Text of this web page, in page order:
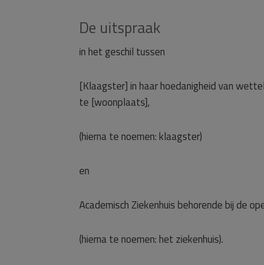
De uitspraak
in het geschil tussen
[Klaagster] in haar hoedanigheid van
te [woonplaats],
(hierna te noemen: klaagster)
en
Academisch Ziekenhuis behorende bij de
(hierna te noemen: het ziekenhuis).